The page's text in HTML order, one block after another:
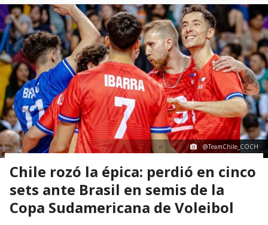
@TeamChile_COCH
Chile rozó la épica: perdió en cinco
sets ante Brasil en semis de la
Copa Sudamericana de Voleibol